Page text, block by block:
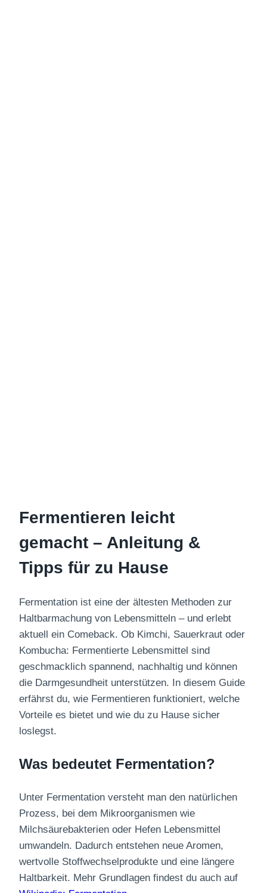
Fermentieren leicht
gemacht – Anleitung &
Tipps für zu Hause
Fermentation ist eine der ältesten Methoden zur
Haltbarmachung von Lebensmitteln – und erlebt
aktuell ein Comeback. Ob Kimchi, Sauerkraut oder
Kombucha: Fermentierte Lebensmittel sind
geschmacklich spannend, nachhaltig und können
die Darmgesundheit unterstützen. In diesem Guide
erfährst du, wie Fermentieren funktioniert, welche
Vorteile es bietet und wie du zu Hause sicher
loslegst.
Was bedeutet Fermentation?
Unter Fermentation versteht man den natürlichen
Prozess, bei dem Mikroorganismen wie
Milchsäurebakterien oder Hefen Lebensmittel
umwandeln. Dadurch entstehen neue Aromen,
wertvolle Stoffwechselprodukte und eine längere
Haltbarkeit. Mehr Grundlagen findest du auch auf